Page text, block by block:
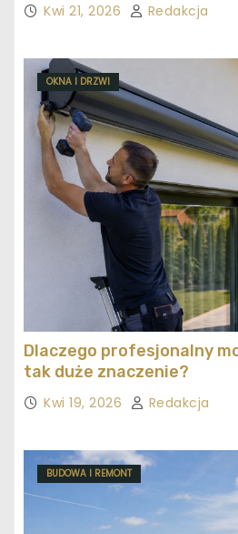
Kwi 21, 2026 Redakcja
OKNA I DRZWI
Dlaczego profesjonalny
tak duże znaczenie?
Kwi 19, 2026 Redakcja
BUDOWA I REMONT